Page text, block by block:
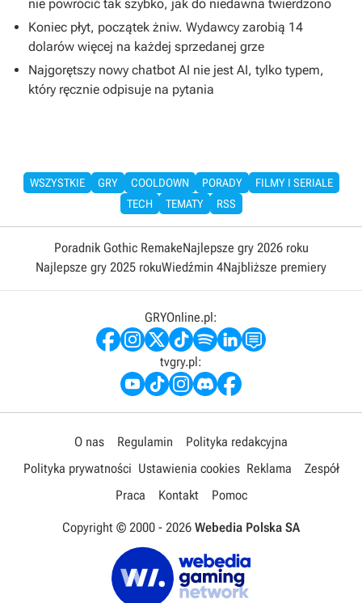
nie powrócić tak szybko, jak do niedawna twierdzono
Koniec płyt, początek żniw. Wydawcy zarobią 14
dolarów więcej na każdej sprzedanej grze
Najgorętszy nowy chatbot AI nie jest AI, tylko typem,
który ręcznie odpisuje na pytania
WSZYSTKIE GRY COOLDOWN PORADY
FILMY I SERIALE
TECH
TEMATY RSS
Poradnik Gothic RemakeNajlepsze gry 2026 roku
Najlepsze gry 2025 rokuWiedźmin 4Najbliższe premiery
GRYOnline.pl:
tvgry.pl:
O nas Regulamin
Polityka redakcyjna
Polityka prywatności Ustawienia cookies Reklama
Zespół
Praca
Kontakt Pomoc
Copyright © 2000 - 2026 Webedia Polska SA